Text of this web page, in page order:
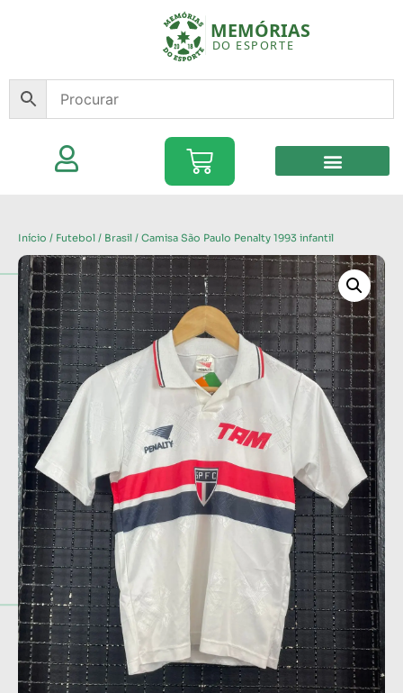
Início / Futebol / Brasil / Camisa São Paulo Penalty 1993 infantil